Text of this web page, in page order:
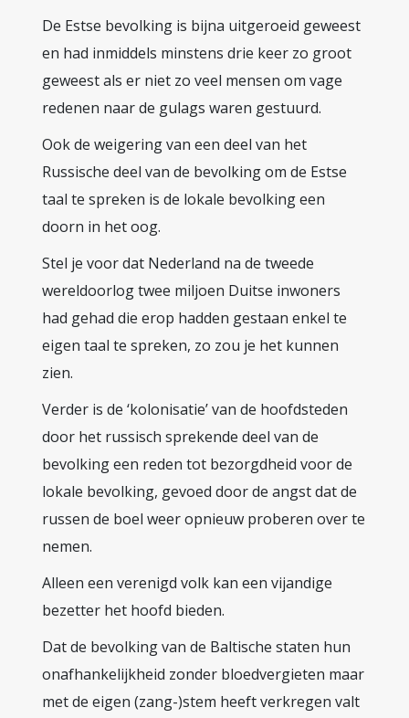
De Estse bevolking is bijna uitgeroeid geweest
en had inmiddels minstens drie keer zo groot
geweest als er niet zo veel mensen om vage
redenen naar de gulags waren gestuurd.
Ook de weigering van een deel van het
Russische deel van de bevolking om de Estse
taal te spreken is de lokale bevolking een
doorn in het oog.
Stel je voor dat Nederland na de tweede
wereldoorlog twee miljoen Duitse inwoners
had gehad die erop hadden gestaan enkel te
eigen taal te spreken, zo zou je het kunnen
zien.
Verder is de ‘kolonisatie’ van de hoofdsteden
door het russisch sprekende deel van de
bevolking een reden tot bezorgdheid voor de
lokale bevolking, gevoed door de angst dat de
russen de boel weer opnieuw proberen over te
nemen.
Alleen een verenigd volk kan een vijandige
bezetter het hoofd bieden.
Dat de bevolking van de Baltische staten hun
onafhankelijkheid zonder bloedvergieten maar
met de eigen (zang-)stem heeft verkregen valt